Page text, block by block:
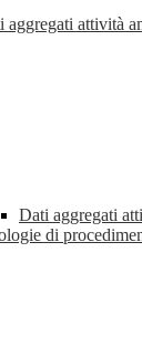
aggregati attività
Dati aggregati
di